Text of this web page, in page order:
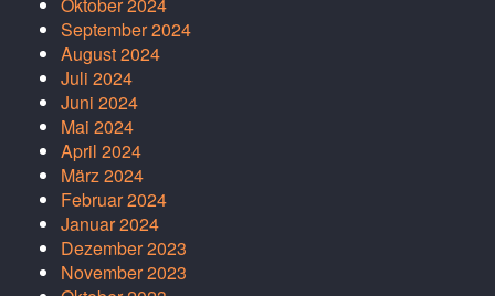
Oktober 2024
September 2024
August 2024
Juli 2024
Juni 2024
Mai 2024
April 2024
März 2024
Februar 2024
Januar 2024
Dezember 2023
November 2023